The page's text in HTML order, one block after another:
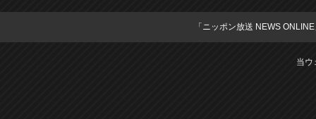
「ニッポン放送 NEWS
当ウ